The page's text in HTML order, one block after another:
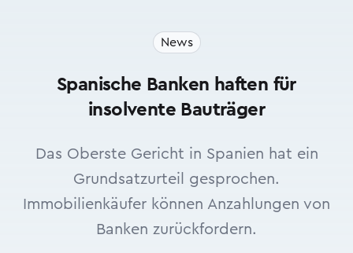
News
Spanische Banken haften für
insolvente Bauträger
Das Oberste Gericht in Spanien hat ein
Grundsatzurteil gesprochen.
Immobilienkäufer können Anzahlungen von
Banken zurückfordern.